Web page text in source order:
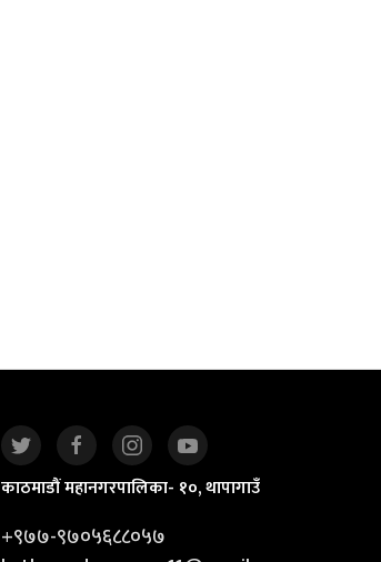
काठमाडौं महानगरपालिका- १०, थापागाउँ
+९७७-९७०५६८८०५७